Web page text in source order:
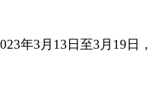
年3月13日至3月19日，